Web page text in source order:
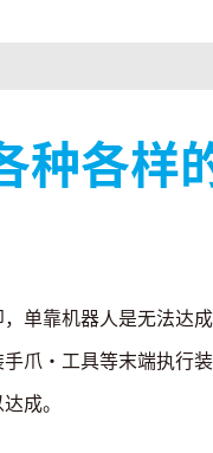
种各样
单靠机器人是无法达
爪・工具等末端执行
成。